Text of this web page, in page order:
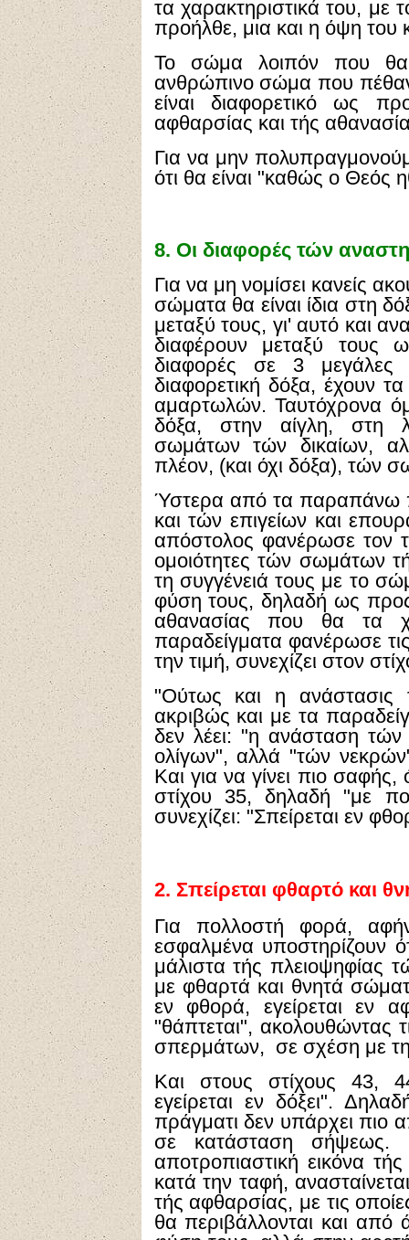
τα χαρακτηριστικά του, με
προήλθε, μια και η όψη του
Το σώμα λοιπόν που θα
ανθρώπινο σώμα που
είναι διαφορετικό ως
αφθαρσίας και τής
Για να μην
ότι θα είναι "καθώς ο Θεός
8. Οι διαφορές τών
Για να μη νομίσει κανείς
σώματα θα είναι ίδια στη
μεταξύ τους, γι' αυτό και
διαφέρουν μεταξύ τους
διαφορές σε 3 μεγάλες
διαφορετική δόξα, έχουν
αμαρτωλών. Ταυτόχρονα
δόξα, στην αίγλη, στη
σωμάτων τών δικαίων,
πλέον, (και όχι δόξα), τών
Ύστερα από τα παραπάνω
και τών επιγείων και
απόστολος φανέρωσε τον
ομοιότητες τών σωμάτων
τη συγγένειά τους με το
φύση τους, δηλαδή ως προς
αθανασίας που θα τα
παραδείγματα φανέρωσε
την τιμή, συνεχίζει στον
"Ούτως και η
ακριβώς και με τα
δεν λέει: "η ανάσταση
ολίγων", αλλά "τών
Και για να γίνει πιο
στίχου 35, δηλαδή "με
συνεχίζει: "Σπείρεται εν
2. Σπείρεται φθαρτό και
Για πολλοστή φορά,
εσφαλμένα υποστηρίζουν
μάλιστα τής πλειοψηφίας
με φθαρτά και θνητά
εν φθορά, εγείρεται εν
"θάπτεται", ακολουθώντας
σπερμάτων, σε σχέση με
Και στους στίχους 43,
εγείρεται εν δόξει".
πράγματι δεν υπάρχει πιο
σε κατάσταση σήψεως.
αποτροπιαστική εικόνα
κατά την ταφή,
τής αφθαρσίας, με τις
θα περιβάλλονται και από